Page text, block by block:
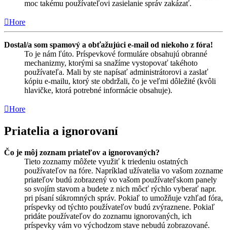
moc takému používateľovi zasielanie správ zakázať.
Hore
Dostal/a som spamový a obťažujúci e-mail od niekoho z fóra!
To je nám ľúto. Príspevkové formuláre obsahujú obranné
mechanizmy, ktorými sa snažíme vystopovať takéhoto
používateľa. Mali by ste napísať administrátorovi a zaslať
kópiu e-mailu, ktorý ste obdržali, čo je veľmi dôležité (kvôli
hlavičke, ktorá potrebné informácie obsahuje).
Hore
Priatelia a ignorovaní
Čo je môj zoznam priateľov a ignorovaných?
Tieto zoznamy môžete využiť k triedeniu ostatných
používateľov na fóre. Napríklad užívatelia vo vašom zozname
priateľov budú zobrazený vo vašom používateľskom panely
so svojím stavom a budete z nich môcť rýchlo vyberať napr.
pri písaní súkromných správ. Pokiaľ to umožňuje vzhľad fóra,
príspevky od týchto používateľov budú zvýraznene. Pokiaľ
pridáte používateľov do zoznamu ignorovaných, ich
príspevky vám vo východzom stave nebudú zobrazované.